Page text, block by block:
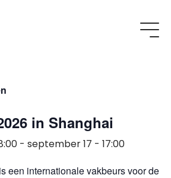
in Shanghai
- september 17 - 17:00
is een internationale vakbeurs voor de